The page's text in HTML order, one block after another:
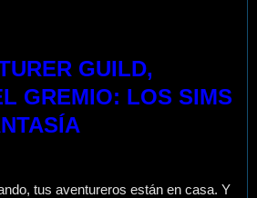
GUILD,
GREMIO: LOS SIMS
tus aventureros están en casa. Y